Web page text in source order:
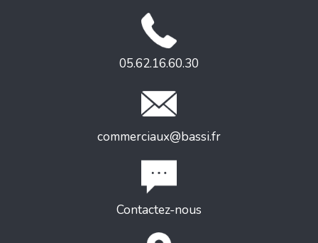
05.62.16.60.30
commerciaux@bassi.fr
Contactez-nous